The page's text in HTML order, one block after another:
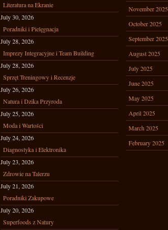
Literatura na Ekranie
July 30, 2026
Poradniki i Pielęgnacja
July 28, 2026
Imprezy Integracyjne i Team Building
July 28, 2026
Sprzęt Treningowy i Recenzje
July 26, 2026
Natura i Dzika Przyroda
July 25, 2026
Moda i Wartości
July 24, 2026
Diagnostyka i Elektronika
July 23, 2026
Zdrowie na Talerzu
July 21, 2026
Poradniki Zakupowe
July 20, 2026
Superfoods z Natury
November 2025
October 2025
September 2025
August 2025
July 2025
June 2025
May 2025
April 2025
March 2025
February 2025